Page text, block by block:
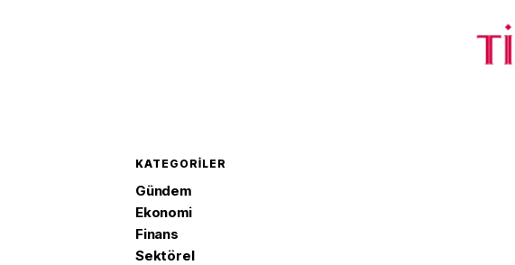
KATEGORILER
Gündem
Ekonomi
Finans
Sektörel